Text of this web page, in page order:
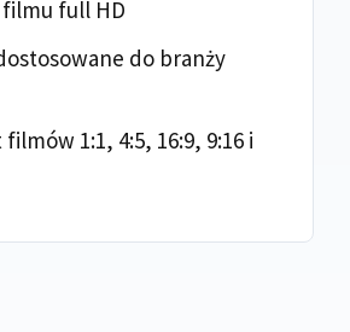
filmu full HD
do branży
1:1, 4:5, 16:9, 9:16 i